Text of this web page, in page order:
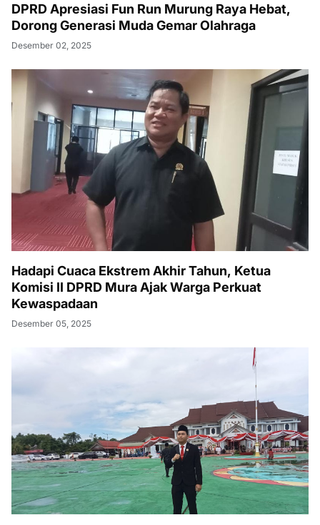
DPRD Apresiasi Fun Run Murung Raya Hebat,
Dorong Generasi Muda Gemar Olahraga
Desember 02, 2025
Hadapi Cuaca Ekstrem Akhir Tahun, Ketua
Komisi II DPRD Mura Ajak Warga Perkuat
Kewaspadaan
Desember 05, 2025